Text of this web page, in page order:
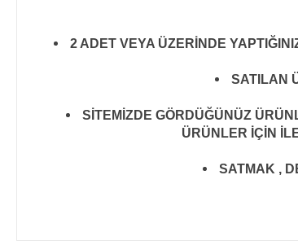
2 ADET VEYA ÜZERİNDE
SATILAN
SİTEMİZDE GÖRDÜĞÜNÜZ
ÜRÜNLER İÇİN
SATMAK ,